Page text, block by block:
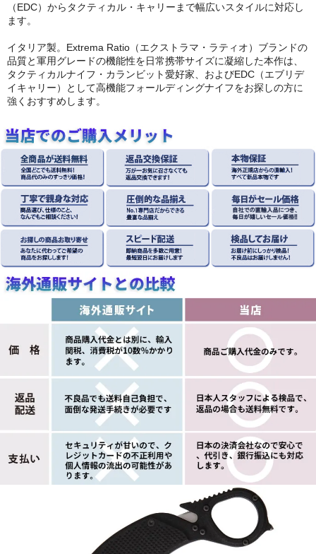
（EDC）からタクティカル・キャリーまで幅広いスタイルに対応し
ます。
イタリア製。Extrema Ratio（エクストラマ・ラティオ）ブランドの
品質と軍用グレードの機能性を日常携帯サイズに凝縮した本作は、
タクティカルナイフ・カランビット愛好家、およびEDC（エブリデ
イキャリー）として高機能フォールディングナイフをお探しの方に
強くおすすめします。